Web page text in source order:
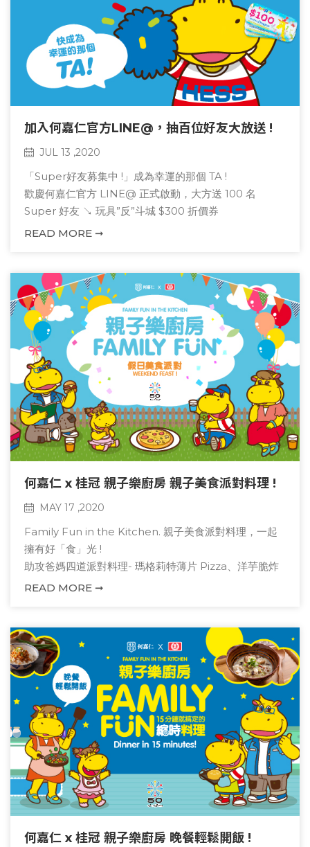
加入何嘉仁官方LINE@，抽百位好友大放送 !
JUL 13 ,2020
「Super好友募集中 !」成為幸運的那個 TA !
歡慶何嘉仁官方 LINE@ 正式啟動，大方送 100 名
Super 好友 ↘ 玩具”反”斗城 $300 折價券
快開啟你的 LINE 搜尋官方帳號 : 何嘉仁國際教育 or ID:
READ MORE ➞
何嘉仁 x 桂冠 親子樂廚房 親子美食派對料理 !
MAY 17 ,2020
Family Fun in the Kitchen. 親子美食派對料理，一起
擁有好「食」光 !
助攻爸媽四道派對料理- 瑪格莉特薄片 Pizza、洋芋脆炸
奶黃包、迷你小漢堡二重奏、金色甜蜜布丁
READ MORE ➞
何嘉仁 x 桂冠 親子樂廚房 晚餐輕鬆開飯 !